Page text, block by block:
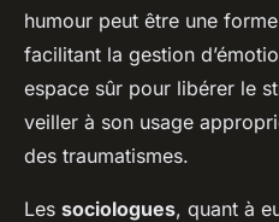
humour peut être une
facilitant la gestion
espace sûr pour libérer le
veiller à son usage
des traumatismes.
Les sociologues, quant à